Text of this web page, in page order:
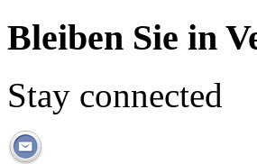
Bleiben Sie in
Stay connected